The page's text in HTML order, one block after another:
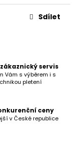
Sdílet
servis
Vám s výběrem i s
pletení
ceny
v České republice